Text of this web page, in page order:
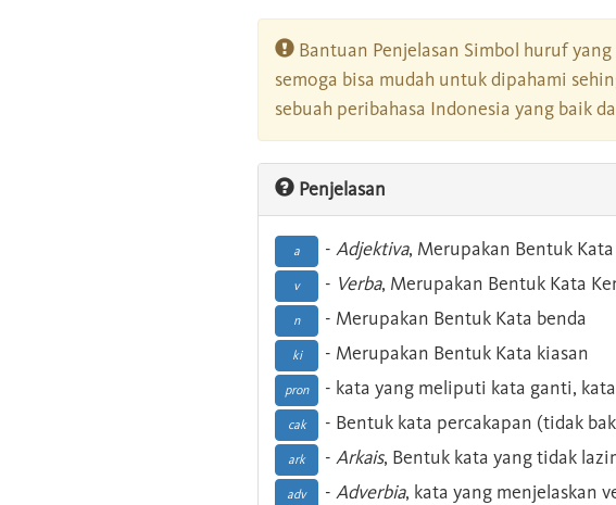
Bantuan Penjelasan Simbol huruf
semoga bisa mudah untuk dipahami
sebuah peribahasa Indonesia yang baik
Penjelasan
a - Adjektiva, Merupakan Bentuk
v - Verba, Merupakan Bentuk Kata
n - Merupakan Bentuk Kata benda
ki - Merupakan Bentuk Kata kiasan
pron - kata yang meliputi kata ganti,
cak - Bentuk kata percakapan (tidak
ark - Arkais, Bentuk kata yang tidak
adv - Adverbia, kata yang menjelaskan